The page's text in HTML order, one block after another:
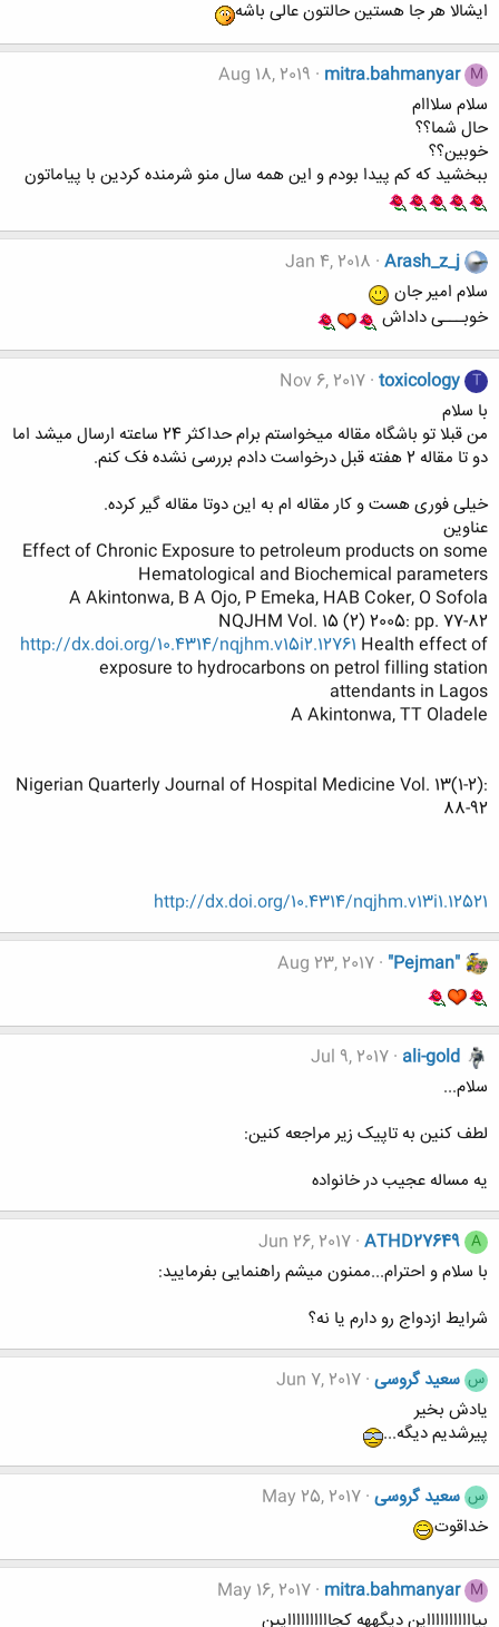
ایشالا هر جا هستین حالتون عالی باشه
M
mitra.bahmanyar
Aug 18, 2019
سلام سلااام
حال شما؟؟
خوبین؟؟
ببخشید که کم پیدا بودم و این همه سال منو شرمنده کردین با پیاماتون
Arash_z_j
Jan 4, 2018
سلام امیر جان
خوبـــی داداش
T
toxicology
Nov 6, 2017
با سلام
من قبلا تو باشگاه مقاله میخواستم برام حداکثر 24 ساعته ارسال میشد اما
دو تا مقاله 2 هفته قبل درخواست دادم بررسی نشده فک کنم.
خیلی فوری هست و کار مقاله ام به این دوتا مقاله گیر کرده.
عناوین
Effect of Chronic Exposure to petroleum products on some
Hematological and Biochemical parameters
A Akintonwa, B A Ojo, P Emeka, HAB Coker, O Sofola
NQJHM Vol. 15 (2) 2005: pp. 77-82
http://dx.doi.org/10.4314/nqjhm.v15i2.12761 Health effect of
exposure to hydrocarbons on petrol filling station
attendants in Lagos
A Akintonwa, TT Oladele
Nigerian Quarterly Journal of Hospital Medicine Vol. 13(1-2):
88-92
http://dx.doi.org/10.4314/nqjhm.v13i1.12521
"Pejman"
Aug 23, 2017
ali-gold
Jul 9, 2017
سلام...
لطف کنین به تاپیک زیر مراجعه کنین:
یه مساله عجیب در خانواده
A
ATHD27649
Jun 26, 2017
با سلام و احترام...ممنون میشم راهنمایی بفرمایید:
شرایط ازدواج رو دارم یا نه؟
س سعید گروسی Jun 7, 2017
یادش بخیر
پیرشدیم دیگه...
س سعید گروسی May 25, 2017
خداقوت
M
mitra.bahmanyar
May 16, 2017
بیاااااااااااین دیگههه کجاااااااااایین